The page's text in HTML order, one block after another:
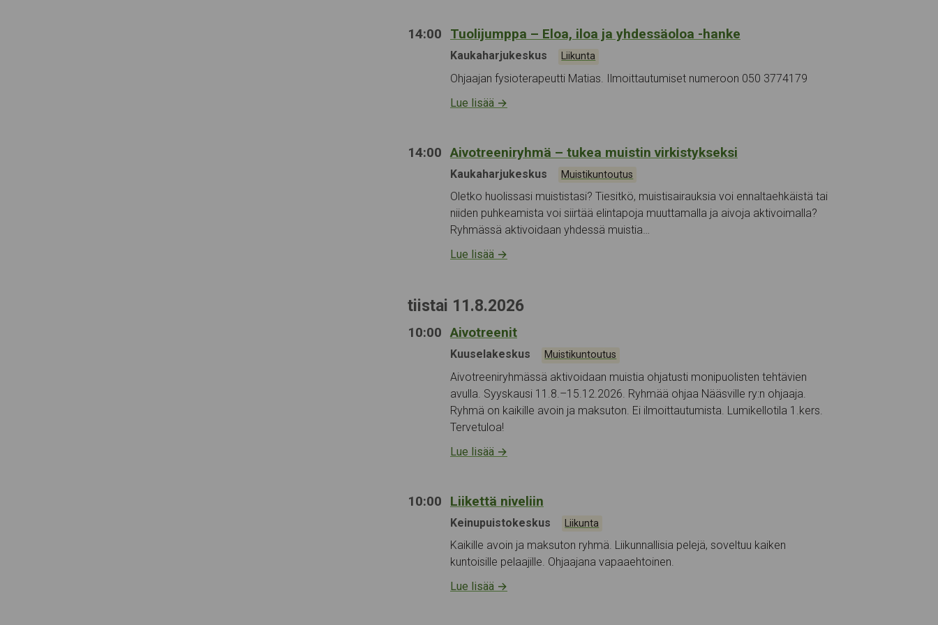
14:00 Tuolijumppa – Eloa, iloa ja yhdessäoloa -hanke
Tapahtumapaikka:
Kaukaharjukeskus Kategoriat:
Liikunta
Ohjaajan fysioterapeutti Matias. Ilmoittautumiset numeroon 050 3774179
Lue lisää →
14:00 Aivotreeniryhmä – tukea muistin virkistykseksi
Tapahtumapaikka:
Kaukaharjukeskus Kategoriat:
Muistikuntoutus
Oletko huolissasi muististasi? Tiesitkö, muistisairauksia voi ennaltaehkäistä tai
niiden puhkeamista voi siirtää elintapoja muuttamalla ja aivoja aktivoimalla?
Ryhmässä aktivoidaan yhdessä muistia…
Lue lisää →
tiistai 11.8.2026
10:00 Aivotreenit
Tapahtumapaikka:
Kuuselakeskus Kategoriat:
Muistikuntoutus
Aivotreeniryhmässä aktivoidaan muistia ohjatusti monipuolisten tehtävien
avulla. Syyskausi 11.8.–15.12.2026. Ryhmää ohjaa Nääsville ry:n ohjaaja.
Ryhmä on kaikille avoin ja maksuton. Ei ilmoittautumista. Lumikellotila 1.kers.
Tervetuloa!
Lue lisää →
10:00 Liikettä niveliin
Tapahtumapaikka:
Keinupuistokeskus Kategoriat:
Liikunta
Kaikille avoin ja maksuton ryhmä. Liikunnallisia pelejä, soveltuu kaiken
kuntoisille pelaajille. Ohjaajana vapaaehtoinen.
Lue lisää →